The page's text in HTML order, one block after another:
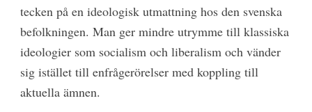
tecken på en ideologisk utmattning hos den svenska
befolkningen. Man ger mindre utrymme till klassiska
ideologier som socialism och liberalism och vänder
sig istället till enfrågerörelser med koppling till
aktuella ämnen.